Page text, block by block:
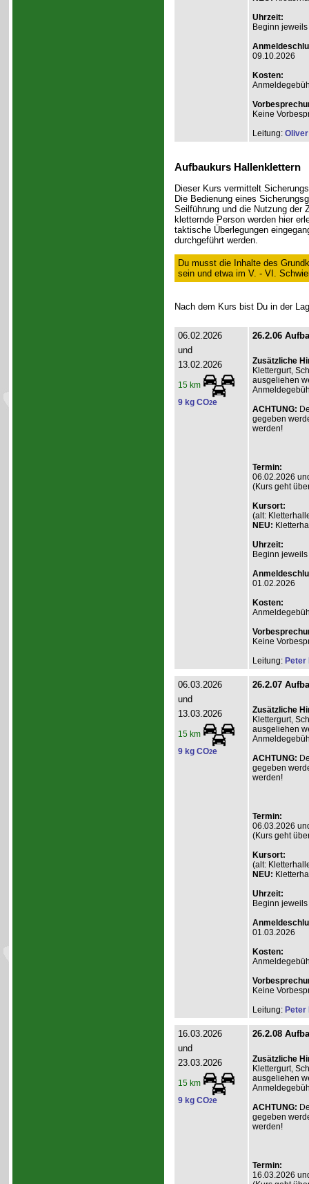
Uhrzeit:
Beginn
09.10.2026
Kosten:
Keine
Leitung:
Aufbaukurs Hallenklettern
Dieser Kurs vermittelt
Die Bedienung eines
Seilführung und die Nutzung der
kletternde Person werden hier
taktische Überlegungen
durchgeführt werden.
Du musst die Inhalte des
sein und etwa im V. - VI.
Nach dem Kurs bist Du in der
06.02.2026
und
13.02.2026
15 km
9 kg CO2e
26.2.06
Zusätzliche
Klettergurt,
ausgeliehen
ACHTUNG:
gegeben
werden!
Termin:
06.02.2026
(Kurs geht
Kursort:
(alt:
NEU:
Uhrzeit:
Beginn
01.02.2026
Kosten:
Keine
Leitung: Peter
06.03.2026
und
13.03.2026
15 km
9 kg CO2e
26.2.07
Zusätzliche
Klettergurt,
ausgeliehen
ACHTUNG:
gegeben
werden!
Termin:
06.03.2026
(Kurs geht
Kursort:
(alt:
NEU:
Uhrzeit:
Beginn
01.03.2026
Kosten:
Keine
Leitung: Peter
16.03.2026
und
23.03.2026
15 km
9 kg CO2e
26.2.08
Zusätzliche
Klettergurt,
ausgeliehen
ACHTUNG:
gegeben
werden!
Termin:
16.03.2026